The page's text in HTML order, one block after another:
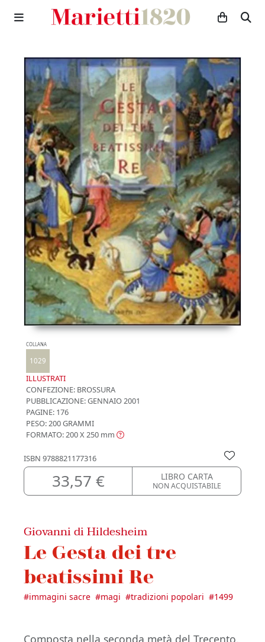
COLLANA
1029
ILLUSTRATI
CONFEZIONE: BROSSURA
PUBBLICAZIONE:GENNAIO 2001
PAGINE: 176
PESO: 200 GRAMMI
FORMATO: 200 X 250 mm
ISBN 9788821177316
33,57 € LIBRO CARTA
NON ACQUISTABILE
Giovanni di Hildesheim
Le Gesta dei tre
beatissimi Re
#immagini sacre #magi #tradizioni popolari #1499
Composta nella seconda metà del Trecento,